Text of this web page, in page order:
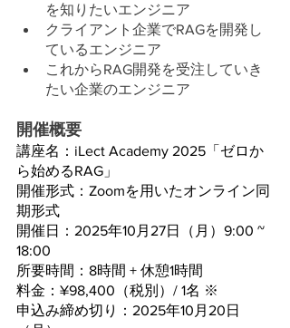
を知りたいエンジニア
クライアント企業でRAGを開発し
ているエンジニア
これからRAG開発を受注していき
たい企業のエンジニア
開催概要
講座名：iLect Academy 2025「ゼロか
ら始めるRAG」
開催形式：Zoomを用いたオンライン同
期形式
開催日：2025年10月27日（月）9:00 ~
18:00
所要時間：8時間 + 休憩1時間
料金：¥98,400（税別）/ 1名 ※
申込み締め切り：2025年10月20日